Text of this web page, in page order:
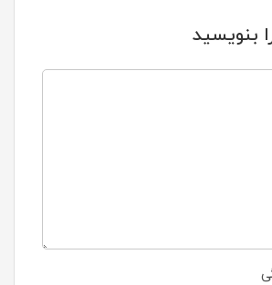
بنویسید